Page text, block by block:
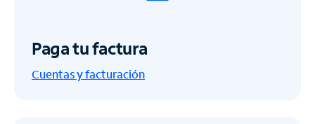
Paga tu factura
Cuentas y facturación